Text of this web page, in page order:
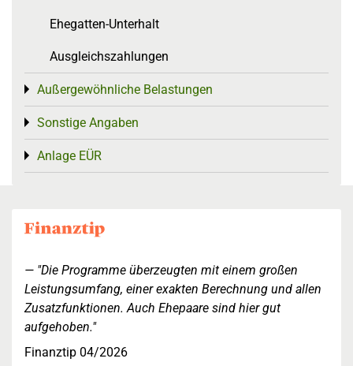
Ehegatten-Unterhalt
Ausgleichszahlungen
Außergewöhnliche Belastungen
Toggle menu
Sonstige Angaben
Toggle menu
Anlage EÜR
Toggle menu
"Die Programme überzeugten mit einem großen
Leistungsumfang, einer exakten Berechnung und allen
Zusatzfunktionen. Auch Ehepaare sind hier gut
aufgehoben."
Finanztip 04/2026